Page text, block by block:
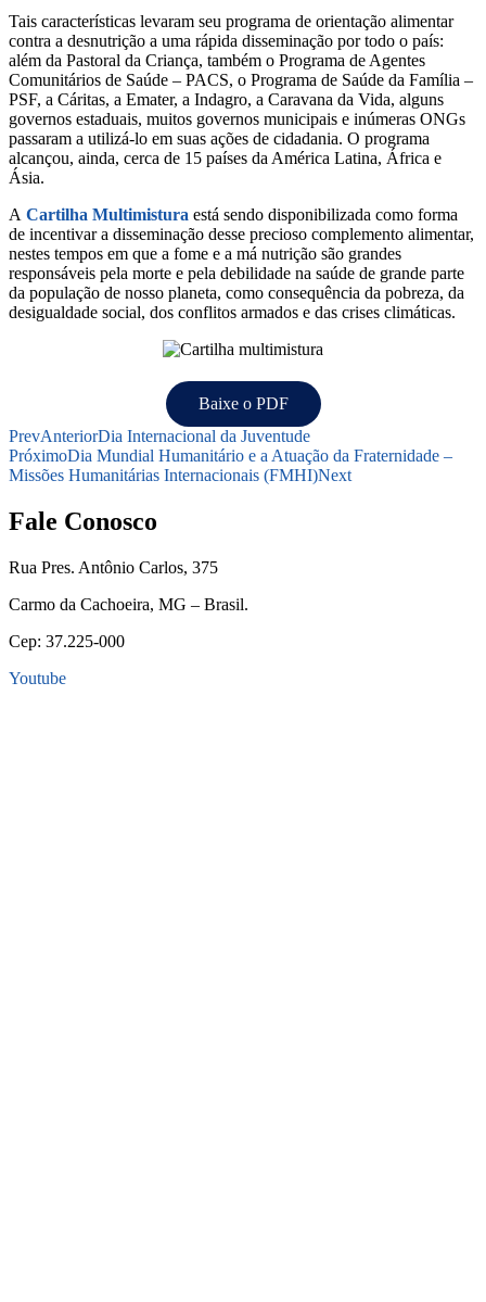
Tais características levaram seu programa de orientação alimentar
contra a desnutrição a uma rápida disseminação por todo o país:
além da Pastoral da Criança, também o Programa de Agentes
Comunitários de Saúde – PACS, o Programa de Saúde da Família –
PSF, a Cáritas, a Emater, a Indagro, a Caravana da Vida, alguns
governos estaduais, muitos governos municipais e inúmeras ONGs
passaram a utilizá-lo em suas ações de cidadania. O programa
alcançou, ainda, cerca de 15 países da América Latina, África e
Ásia.
A Cartilha Multimistura está sendo disponibilizada como forma
de incentivar a disseminação desse precioso complemento alimentar,
nestes tempos em que a fome e a má nutrição são grandes
responsáveis pela morte e pela debilidade na saúde de grande parte
da população de nosso planeta, como consequência da pobreza, da
desigualdade social, dos conflitos armados e das crises climáticas.
Baixe o PDF
PrevAnteriorDia Internacional da Juventude
PróximoDia Mundial Humanitário e a Atuação da Fraternidade –
Missões Humanitárias Internacionais (FMHI)Next
Fale Conosco
Rua Pres. Antônio Carlos, 375
Carmo da Cachoeira, MG – Brasil.
Cep: 37.225-000
Youtube